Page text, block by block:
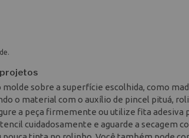
sobre a superfície escolhida, como
o material com o auxílio de pincel pituá,
a peça firmemente ou utilize fita adesiva
cuidadosamente e aguarde a secagem